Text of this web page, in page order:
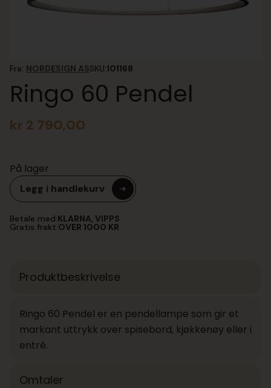
Fra: NORDESIGN ASSKU:101168
Ringo 60 Pendel
kr 2 790,00
På lager
Legg i handlekurv
Betale med:KLARNA, VIPPS
Gratis frakt:OVER 1000 KR
Produktbeskrivelse
Ringo 60 Pendel er en pendellampe som gir et
markant uttrykk over spisebord, kjøkkenøy eller i
entré.
Omtaler